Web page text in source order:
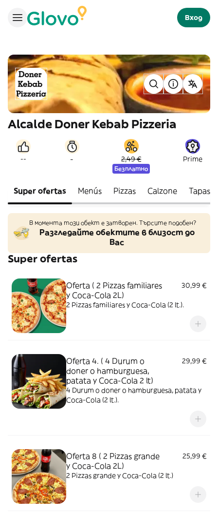
Вход
Alcalde Doner Kebab Pizzeria
-- - 2,49 €
Безплатно
Prime
Super ofertas Menús Pizzas Calzone Tapas
В момента този обект е затворен. Търсите подобен?
Разгледайте обектите в близост до
Вас
Super ofertas
Oferta ( 2 Pizzas familiares
y Coca-Cola 2L)
30,99 €
2 Pizzas familiares y Coca-Cola (2 lt.).
Oferta 4. ( 4 Durum o
doner o hamburguesa,
patata y Coca-Cola 2 lt)
29,99 €
4 Durum o doner o hamburguesa, patata y
Coca-Cola (2 lt.).
Oferta 8 ( 2 Pizzas grande
y Coca-Cola 2L)
25,99 €
2 Pizzas grande y Coca-Cola (2 lt.)